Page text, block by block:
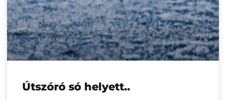
Útszóró só helyett..